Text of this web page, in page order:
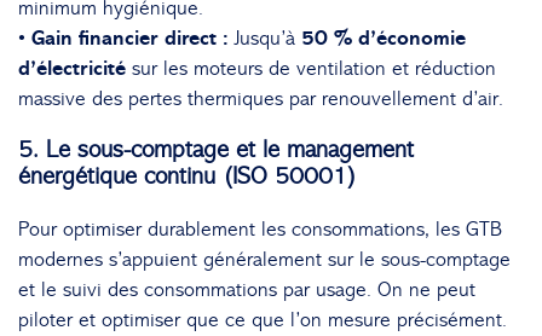
minimum hygiénique.
• Gain financier direct : Jusqu’à 50 % d’économie
d’électricité sur les moteurs de ventilation et réduction
massive des pertes thermiques par renouvellement d’air.
5. Le sous-comptage et le management
énergétique continu (ISO 50001)
Pour optimiser durablement les consommations, les GTB
modernes s’appuient généralement sur le sous-comptage
et le suivi des consommations par usage. On ne peut
piloter et optimiser que ce que l’on mesure précisément.